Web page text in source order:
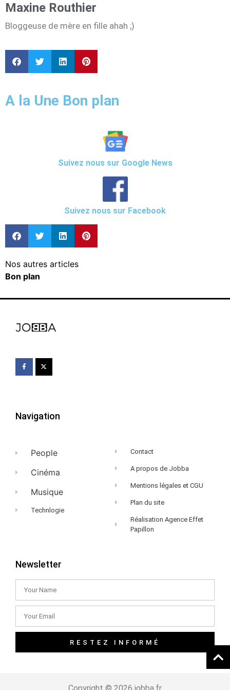
Maxine Routhier
Bloggeuse de mère en fille ahah ;)
A la Une Bon plan
Suivez nous sur Google News
Suivez nous sur Facebook
Nos autres articles
Bon plan
Navigation
People
Cinéma
Musique
Technlogie
Contact
A propos de Jobba
Mentions légales et CGU
Plan du site
Réalisation Agence Effet
Papillon
Newsletter
RESTEZ INFORMÉ